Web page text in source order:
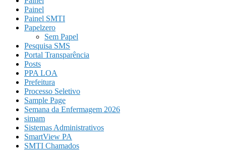
Painel
Painel SMTI
Papelzero
Sem Papel
Pesquisa SMS
Portal Transparência
Posts
PPA LOA
Prefeitura
Processo Seletivo
Sample Page
Semana da Enfermagem 2026
simam
Sistemas Administrativos
SmartView PA
SMTI Chamados